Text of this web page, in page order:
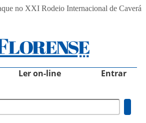
no XXI Rodeio Internacional de Caverá
Ler on-line Entrar